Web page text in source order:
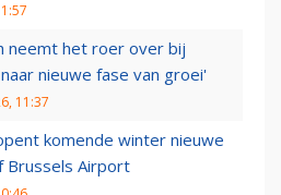
neemt het roer over bij
nieuwe fase van groei'
11:37
komende winter nieuwe
Brussels Airport